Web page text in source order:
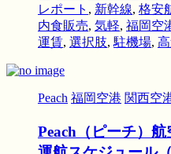
レポート , 新幹線, 格安
内食販売, 気軽, 福岡空
運賃, 選択肢, 駐機場,
Peach 福岡空港 関西空
Peach（ピーチ）航